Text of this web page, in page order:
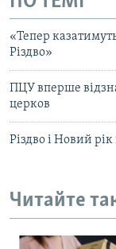
«Тепер
Різдво»
ПЦУ вперше
церков
Різдво і Новий
Читайте